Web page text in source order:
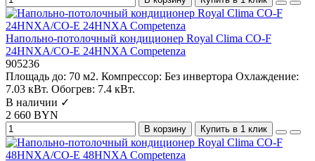
Напольно-потолочный кондиционер Royal Clima CO-F
24HNXA/CO-E 24HNXA Competenza
905236
Площадь до: 70 м2. Компрессор: Без инвертора Охлаждение:
7.03 кВт. Обогрев: 7.4 кВт.
В наличии ✓
2 660 BYN
В корзину Купить в 1 клик